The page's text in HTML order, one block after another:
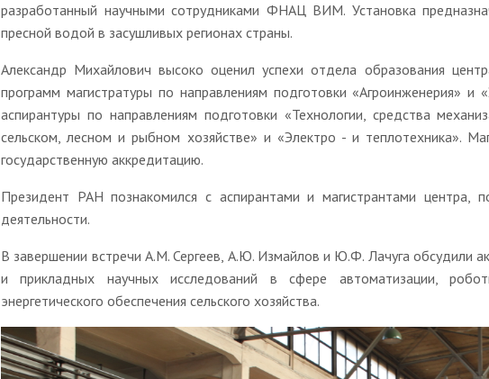
разработанный научными сотрудниками ФНАЦ ВИМ. Установка
пресной водой в засушливых регионах страны.
Александр Михайлович высоко оценил успехи отдела образования
программ магистратуры по направлениям подготовки «Агроинженерия» и
аспирантуры по направлениям подготовки «Технологии, средства
сельском, лесном и рыбном хозяйстве» и «Электро - и теплотехника».
государственную аккредитацию.
Президент РАН познакомился с аспирантами и магистрантами центра,
деятельности.
В завершении встречи А.М. Сергеев, А.Ю. Измайлов и Ю.Ф. Лачуга обсудили
и прикладных научных исследований в сфере автоматизации,
энергетического обеспечения сельского хозяйства.